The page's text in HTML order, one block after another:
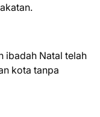
ibadah Natal telah
kota tanpa